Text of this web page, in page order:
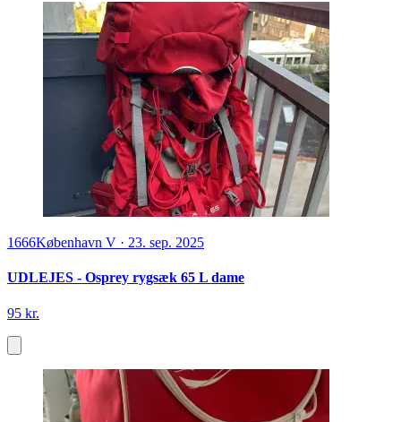
1666København V · 23. sep. 2025
UDLEJES - Osprey rygsæk 65 L dame
95 kr.